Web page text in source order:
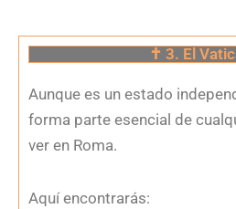
✝️ 3. El
Aunque es un estado
forma parte esencial de
ver en Roma.
Aquí encontrarás: